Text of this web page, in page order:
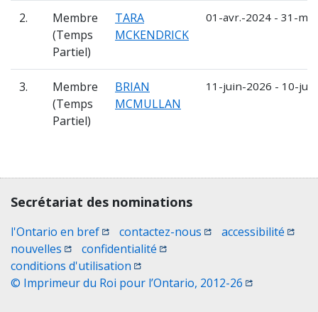
2.
Membre
(Temps
Partiel)
TARA
MCKENDRICK
01-avr.-2024 - 31-
3.
Membre
(Temps
Partiel)
BRIAN
MCMULLAN
11-juin-2026 - 10-
Contact, terms, legal information
Secrétariat des nominations
l'Ontario en bref(Ouvrir une nouvelle fenêtre)
contactez-nous (Ouvrir une nouvelle
accessibilité
nouvelles (Ouvrir une nouvelle fenêtre)
confidentialité (Ouvrir une nouvelle fenêtre)
conditions d'utilisation (Ouvrir une nouvelle fenêtre)
© Imprimeur du Roi pour l’Ontario, 2012-26 (Ouvrir une